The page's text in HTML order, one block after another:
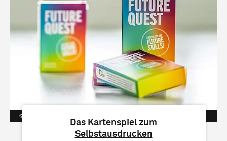
Das Kartenspiel zum
Selbstausdrucken